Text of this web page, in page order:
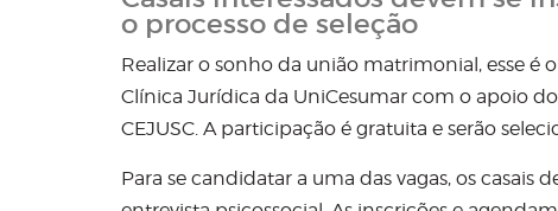
o processo de seleção
Realizar o sonho da união matrimonial, esse é
Clínica Jurídica da UniCesumar com o apoio
CEJUSC. A participação é gratuita e serão
Para se candidatar a uma das vagas, os